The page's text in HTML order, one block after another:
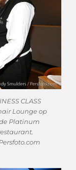
CLASS
Lounge op
Platinum